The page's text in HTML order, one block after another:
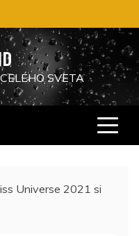
SVETA
Universe 2021 si